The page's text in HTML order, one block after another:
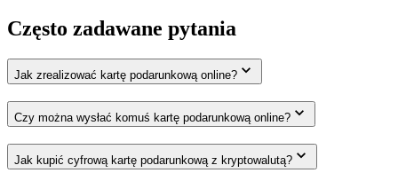
Często zadawane pytania
Jak zrealizować kartę podarunkową online?
Czy można wysłać komuś kartę podarunkową online?
Jak kupić cyfrową kartę podarunkową z kryptowalutą?